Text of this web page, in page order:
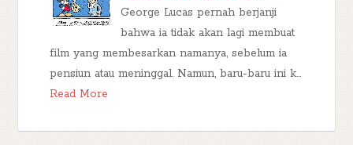
George Lucas pernah berjanji
bahwa ia tidak akan lagi membuat
film yang membesarkan namanya, sebelum ia
pensiun atau meninggal. Namun, baru-baru ini k…
Read More